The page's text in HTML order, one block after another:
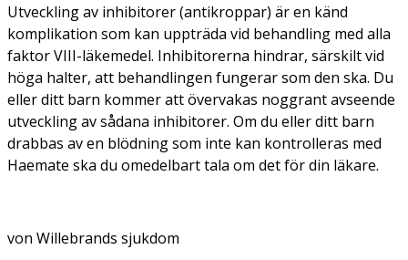
Utveckling av inhibitorer (antikroppar) är en känd
komplikation som kan uppträda vid behandling med alla
faktor VIII-läkemedel. Inhibitorerna hindrar, särskilt vid
höga halter, att behandlingen fungerar som den ska. Du
eller ditt barn kommer att övervakas noggrant avseende
utveckling av sådana inhibitorer. Om du eller ditt barn
drabbas av en blödning som inte kan kontrolleras med
Haemate ska du omedelbart tala om det för din läkare.
von Willebrands sjukdom